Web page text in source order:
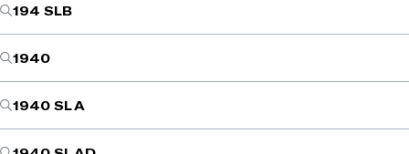
194 SLB
1940
1940 SL A